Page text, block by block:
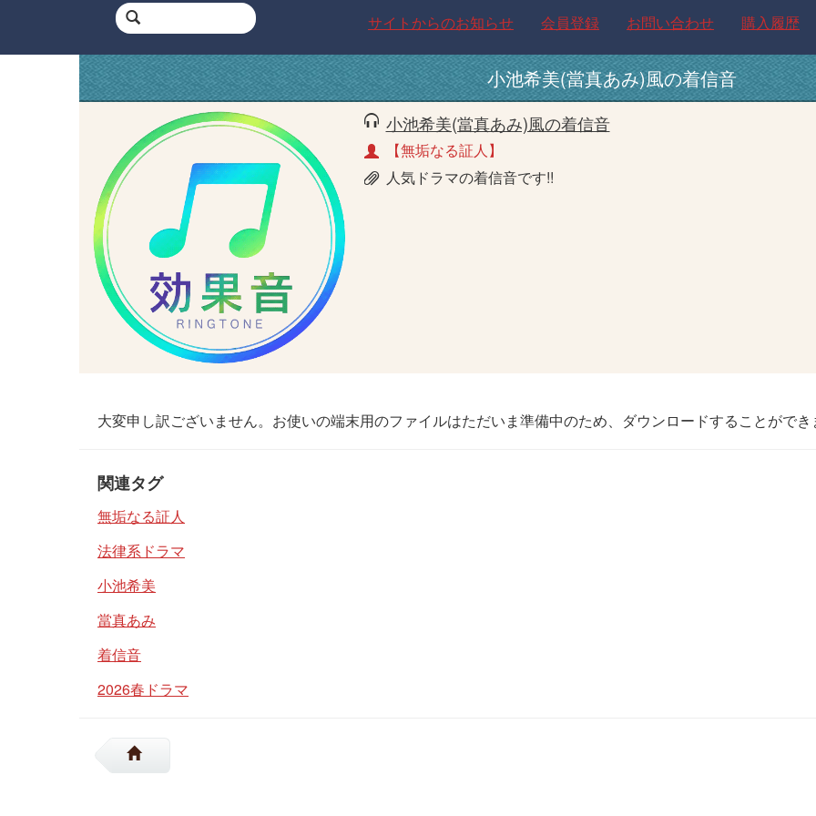
サイトからのお知らせ 会員登録 お問い合わせ 購入履歴
小池希美(當真あみ)風の着信音
小池希美(當真あみ)風の着信音
【無垢なる証人】
人気ドラマの着信音です!!
大変申し訳ございません。お使いの端末用のファイルはただいま準備中のため、ダウンロードすることがで
関連タグ
無垢なる証人
法律系ドラマ
小池希美
當真あみ
着信音
2026春ドラマ